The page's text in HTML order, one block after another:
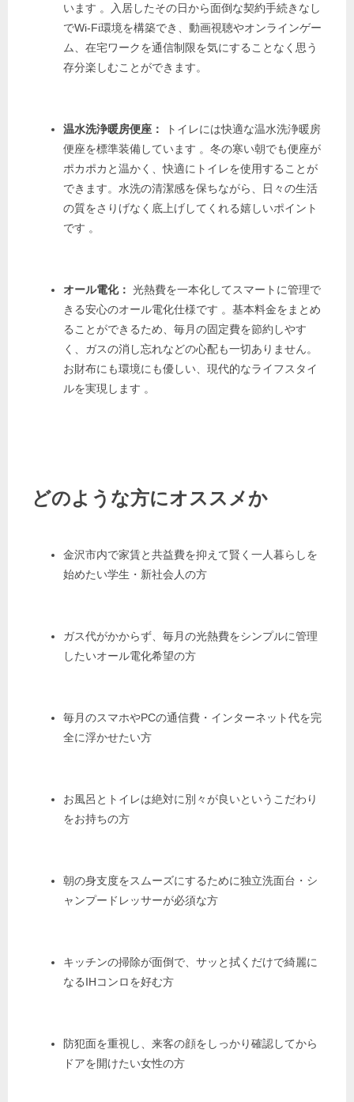
います 。入居したその日から面倒な契約手続きなし
でWi-Fi環境を構築でき、動画視聴やオンラインゲー
ム、在宅ワークを通信制限を気にすることなく思う
存分楽しむことができます。
温水洗浄暖房便座：
トイレには快適な温水洗浄暖房
便座を標準装備しています 。冬の寒い朝でも便座が
ポカポカと温かく、快適にトイレを使用することが
できます。水洗の清潔感を保ちながら、日々の生活
の質をさりげなく底上げしてくれる嬉しいポイント
です 。
オール電化： 光熱費を一本化してスマートに管理で
きる安心のオール電化仕様です 。基本料金をまとめ
ることができるため、毎月の固定費を節約しやす
く、ガスの消し忘れなどの心配も一切ありません。
お財布にも環境にも優しい、現代的なライフスタイ
ルを実現します 。
どのような方にオススメか
金沢市内で家賃と共益費を抑えて賢く一人暮らしを
始めたい学生・新社会人の方
ガス代がかからず、毎月の光熱費をシンプルに管理
したいオール電化希望の方
毎月のスマホやPCの通信費・インターネット代を完
全に浮かせたい方
お風呂とトイレは絶対に別々が良いというこだわり
をお持ちの方
朝の身支度をスムーズにするために独立洗面台・シ
ャンプードレッサーが必須な方
キッチンの掃除が面倒で、サッと拭くだけで綺麗に
なるIHコンロを好む方
防犯面を重視し、来客の顔をしっかり確認してから
ドアを開けたい女性の方